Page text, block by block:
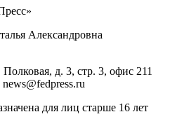
Александровна
д. 3, стр. 3, офис 211
для лиц старше 16 лет